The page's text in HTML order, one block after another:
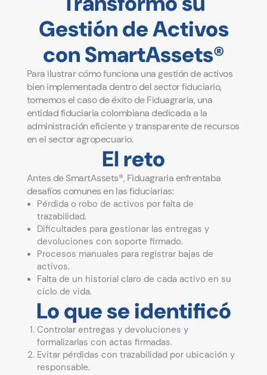
Gestión de Activos
con SmartAssets®
Para ilustrar cómo funciona una gestión de activos
bien implementada dentro del sector fiduciario,
tomemos el caso de éxito de Fiduagraria, una
entidad fiduciaria colombiana dedicada a la
administración eficiente y transparente de recursos
en el sector agropecuario.
El reto
Antes de SmartAssets®, Fiduagraria enfrentaba
desafíos comunes en las fiduciarias:
Pérdida o robo de activos por falta de
trazabilidad.
Dificultades para gestionar las entregas y
devoluciones con soporte firmado.
Procesos manuales para registrar bajas de
activos.
Falta de un historial claro de cada activo en su
ciclo de vida.
Lo que se identificó
Controlar entregas y devoluciones y
formalizarlas con actas firmadas.
Evitar pérdidas con trazabilidad por ubicación y
responsable.